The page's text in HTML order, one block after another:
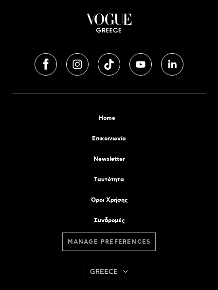
Home
Επικοινωνία
Newsletter
Tαυτότητα
Όροι Χρήσης
Συνδρομές
MANAGE PREFERENCES
GREECE